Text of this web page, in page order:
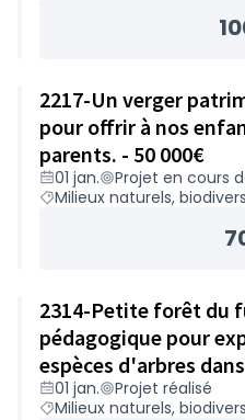
2217-Un verger
pour offrir à nos
parents. - 50 000€
01 jan.
Projet en cours
Milieux naturels,
2314-Petite forêt du
pédagogique pour
espèces d'arbres
changement
01 jan.
Projet réalisé
Milieux naturels,